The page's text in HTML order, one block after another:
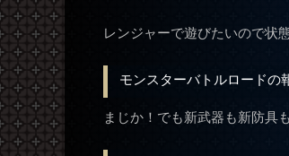
レンジャーで遊びたいので状
モンスターバトルロードの
まじか！でも新武器も新防具